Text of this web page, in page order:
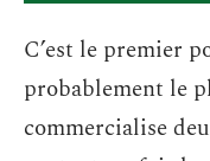
C’est le premier
probablement le
commercialise